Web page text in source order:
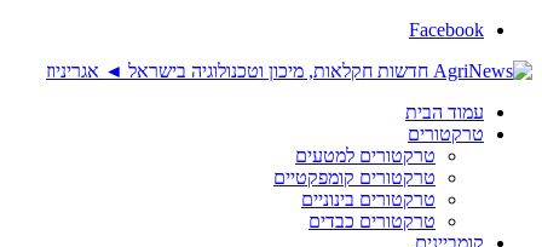
Facebook
עמוד הבית
טרקטורים
טרקטורים למטעים
טרקטורים קומפקטיים
טרקטורים בינוניים
טרקטורים כבדים
קומביינים